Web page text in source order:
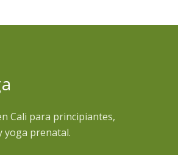
Cali para principiantes,
yoga prenatal.